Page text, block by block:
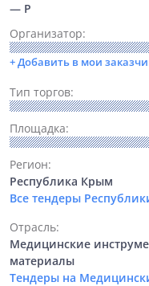
— Р
Организатор:
+ Добавить в мои
Тип торгов:
Площадка:
Регион:
Республика Крым
Все тендеры
Отрасль:
Медицинские
материалы
Тендеры на